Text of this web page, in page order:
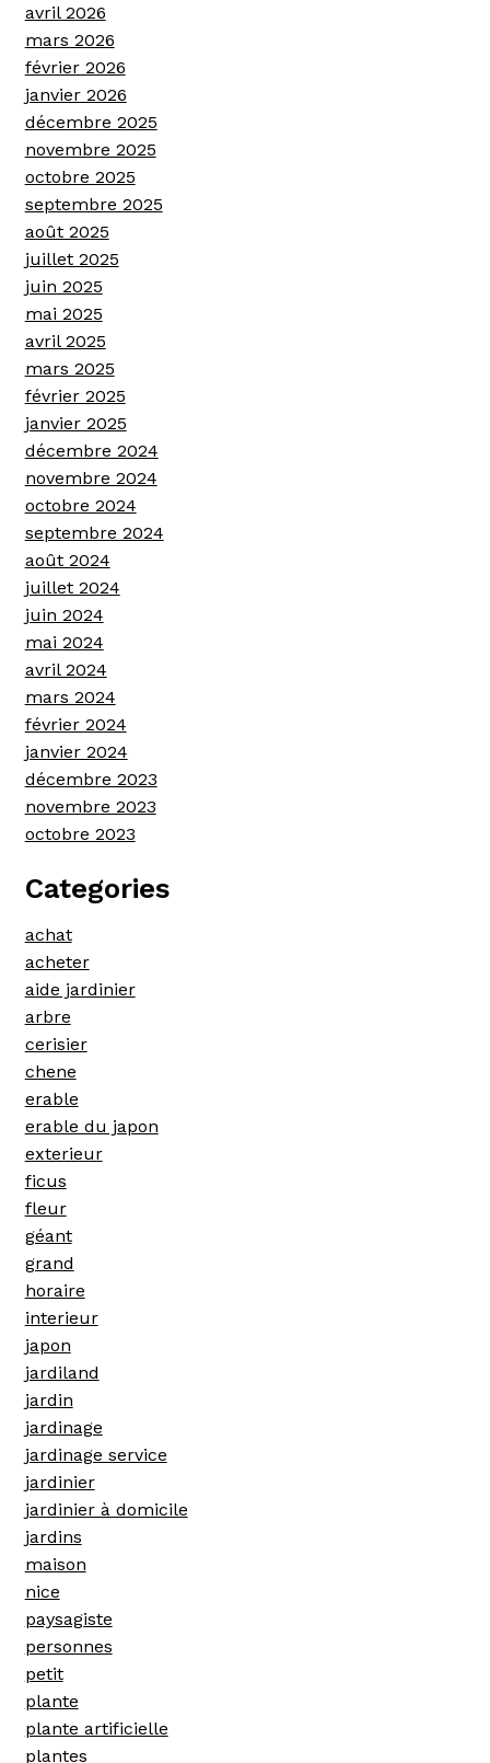
avril 2026
mars 2026
février 2026
janvier 2026
décembre 2025
novembre 2025
octobre 2025
septembre 2025
août 2025
juillet 2025
juin 2025
mai 2025
avril 2025
mars 2025
février 2025
janvier 2025
décembre 2024
novembre 2024
octobre 2024
septembre 2024
août 2024
juillet 2024
juin 2024
mai 2024
avril 2024
mars 2024
février 2024
janvier 2024
décembre 2023
novembre 2023
octobre 2023
Categories
achat
acheter
aide jardinier
arbre
cerisier
chene
erable
erable du japon
exterieur
ficus
fleur
géant
grand
horaire
interieur
japon
jardiland
jardin
jardinage
jardinage service
jardinier
jardinier à domicile
jardins
maison
nice
paysagiste
personnes
petit
plante
plante artificielle
plantes